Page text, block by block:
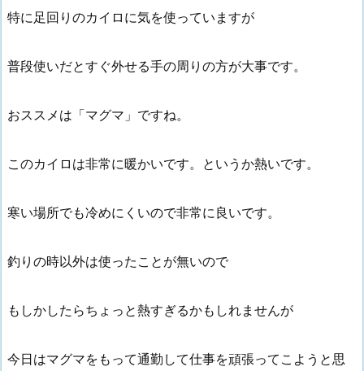
特に足回りのカイロに気を使っていますが
普段使いだとすぐ外せる手の周りの方が大事です。
おススメは「マグマ」ですね。
このカイロは非常に暖かいです。というか熱いです。
寒い場所でも冷めにくいので非常に良いです。
釣りの時以外は使ったことが無いので
もしかしたらちょっと熱すぎるかもしれませんが
今日はマグマをもって通勤して仕事を頑張ってこようと思